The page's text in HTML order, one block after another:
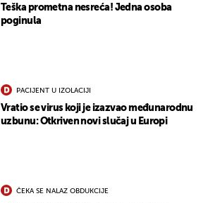
Teška prometna nesreća! Jedna osoba
poginula
PACIJENT U IZOLACIJI
Vratio se virus koji je izazvao međunarodnu
uzbunu: Otkriven novi slučaj u Europi
ČEKA SE NALAZ OBDUKCIJE